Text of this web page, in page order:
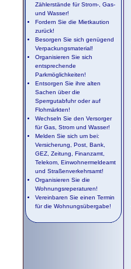
Zählerstände für Strom-, Gas-
und Wasser!
Fordern Sie die Mietkaution
zurück!
Besorgen Sie sich genügend
Verpackungsmaterial!
Organisieren Sie sich
entsprechende
Parkmöglichkeiten!
Entsorgen Sie ihre alten
Sachen über die
Sperrgutabfuhr oder auf
Flohmärkten!
Wechseln Sie den Versorger
für Gas, Strom und Wasser!
Melden Sie sich um bei:
Versicherung, Post, Bank,
GEZ, Zeitung, Finanzamt,
Telekom, Einwohnermeldeamt
und Straßenverkehrsamt!
Organisieren Sie die
Wohnungsreperaturen!
Vereinbaren Sie einen Termin
für die Wohnungsübergabe!